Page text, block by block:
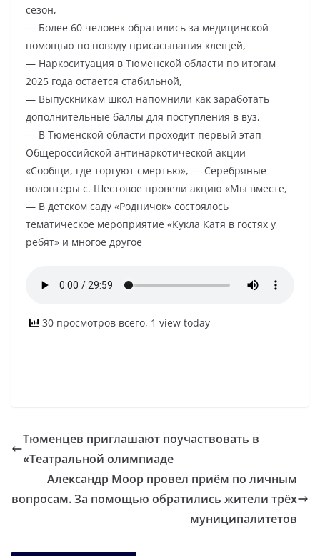
сезон,
— Более 60 человек обратились за медицинской
помощью по поводу присасывания клещей,
— Наркоситуация в Тюменской области по итогам
2025 года остается стабильной,
— Выпускникам школ напомнили как заработать
дополнительные баллы для поступления в вуз,
— В Тюменской области проходит первый этап
Общероссийской антинаркотической акции
«Сообщи, где торгуют смертью», — Серебряные
волонтеры с. Шестовое провели акцию «Мы вместе,
— В детском саду «Родничок» состоялось
тематическое мероприятие «Кукла Катя в гостях у
ребят» и многое другое
30 просмотров всего, 1 view today
Тюменцев приглашают поучаствовать в
«Театральной олимпиаде
Александр Моор провел приём по личным
вопросам. За помощью обратились жители трёх
муниципалитетов